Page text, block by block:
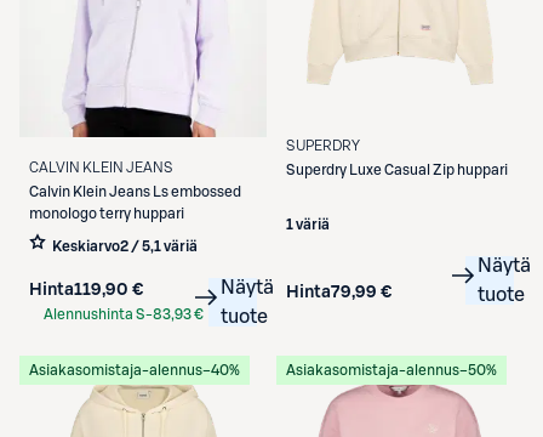
CALVIN KLEIN JEANS
Calvin Klein Jeans
Ls embossed
monologo terry huppari
Keskiarvo2 / 5,1 väriä
Hinta119,90 €
Alennushinta S-83,93 €
Näytä
tuote
SUPERDRY
Superdry
Luxe Casual Zip huppari
1 väriä
Hinta79,99 €
Näytä
tuote
Asiakasomistaja-alennus−40% Asiakasomistaja-alennus−50%